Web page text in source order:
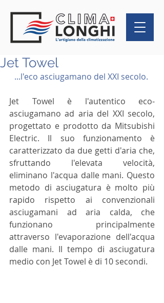
Jet Towel
...l'eco asciugamano del XXI secolo.
Jet Towel è l'autentico eco-
asciugamano ad aria del XXI secolo,
progettato e prodotto da Mitsubishi
Electric. Il suo funzionamento è
caratterizzato da due getti d'aria che,
sfruttando l'elevata velocità,
eliminano l'acqua dalle mani. Questo
metodo di asciugatura è molto più
rapido rispetto ai convenzionali
asciugamani ad aria calda, che
funzionano principalmente
attraverso l'evaporazione dell'acqua
dalle mani. Il tempo di asciugatura
medio con Jet Towel è di 10 secondi.